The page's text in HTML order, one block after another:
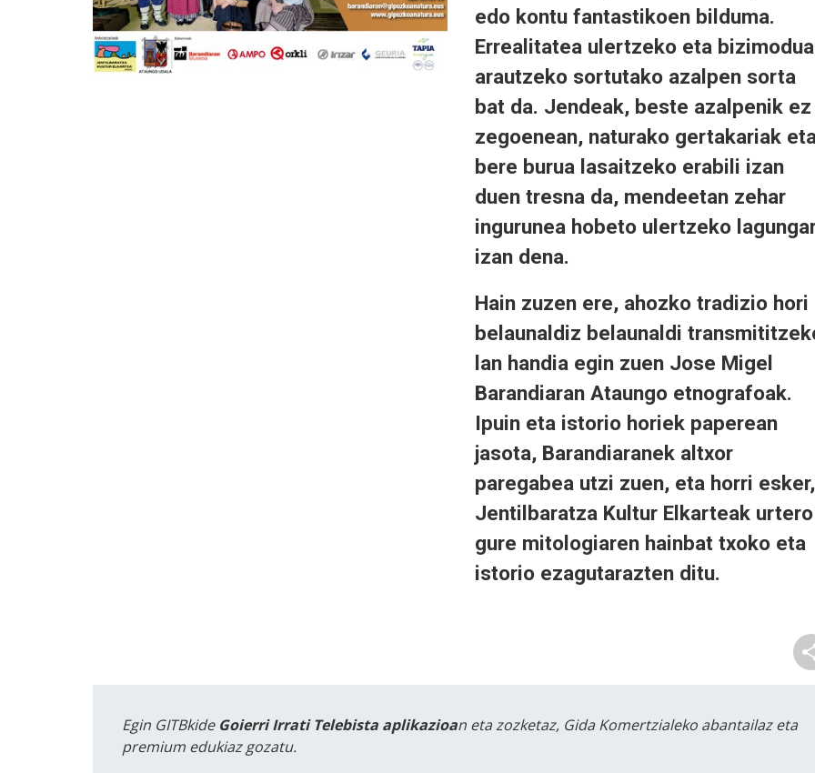
edo kontu fantastikoen bilduma.
Errealitatea ulertzeko eta bizimodua
arautzeko sortutako azalpen sorta
bat da. Jendeak, beste azalpenik ez
zegoenean, naturako gertakariak
bere burua lasaitzeko erabili izan
duen tresna da, mendeetan zehar
ingurunea hobeto ulertzeko
izan dena.
Hain zuzen ere, ahozko tradizio hori
belaunaldiz belaunaldi
lan handia egin zuen Jose Migel
Barandiaran Ataungo etnografoak.
Ipuin eta istorio horiek paperean
jasota, Barandiaranek altxor
paregabea utzi zuen, eta horri esker,
Jentilbaratza Kultur Elkarteak urtero
gure mitologiaren hainbat txoko eta
istorio ezagutarazten ditu.
Egin GITBkide Goierri Irrati Telebista aplikazioan eta zozketaz, Gida Komertzialeko abantailaz eta
premium edukiaz gozatu.